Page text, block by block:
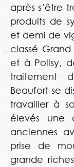
après s’être
produits de
et demi de
classé
et à Polisy,
traitement
Beaufort se
travailler à
élevés une
anciennes
prise de
grande